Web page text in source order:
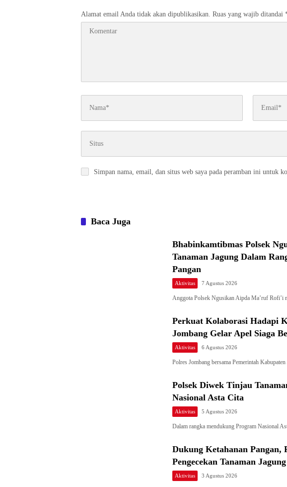
Alamat email Anda tidak akan dipublikasikan. Ruas yang wajib ditandai
Simpan nama, email, dan situs web saya pada peramban ini untuk
Baca Juga
Bhabinkamtibmas Polsek
Tanaman Jagung Dalam
Pangan
Aktivitas 7 Agustus 2026
Anggota Polsek Ngusikan Aipda Ma’ruf Rofi’i
Perkuat Kolaborasi Hadapi
Jombang Gelar Apel Siaga
Aktivitas 6 Agustus 2026
Polres Jombang bersama Pemerintah
Polsek Diwek Tinjau
Nasional Asta Cita
Aktivitas 5 Agustus 2026
Dalam rangka mendukung Program Nasional
Dukung Ketahanan Pangan,
Pengecekan Tanaman Jagung
Aktivitas 3 Agustus 2026